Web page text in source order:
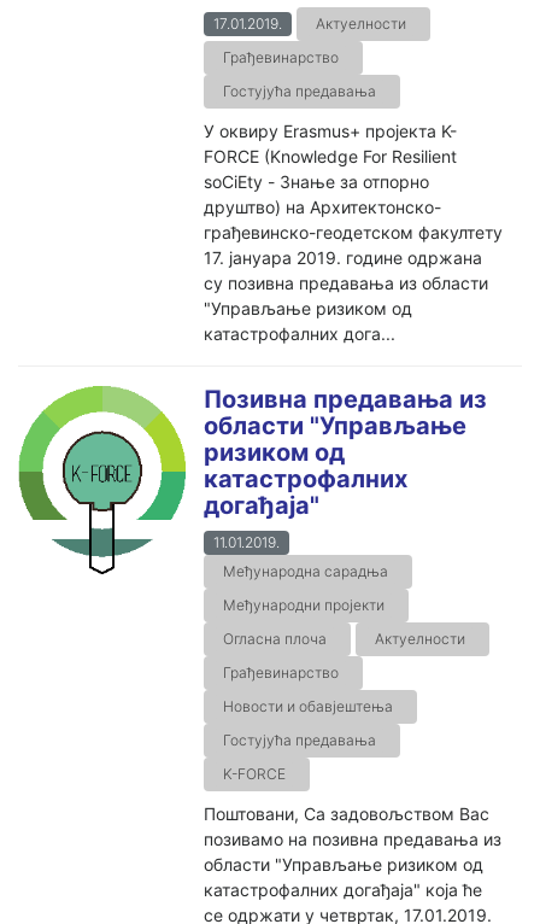
17.01.2019.
Актуелности
Грађевинарство
Гостујућа предавања
У оквиру Erasmus+ пројекта K-
FORCE (Knowledge For Resilient
soCiEty - Знање за отпорно
друштво) на Архитектонско-
грађевинско-геодетском факултету
17. јануара 2019. године одржана
су позивна предавања из области
"Управљање ризиком од
катастрофалних дога...
Позивна предавања из
области "Управљање
ризиком од
катастрофалних
догађаја"
11.01.2019.
Међународна сарадња
Међународни пројекти
Огласна плоча
Актуелности
Грађевинарство
Новости и обавјештења
Гостујућа предавања
K-FORCE
Поштовани, Са задовољством Вас
позивамо на позивна предавања из
области "Управљање ризиком од
катастрофалних догађаја" која ће
се одржати у четвртак, 17.01.2019.